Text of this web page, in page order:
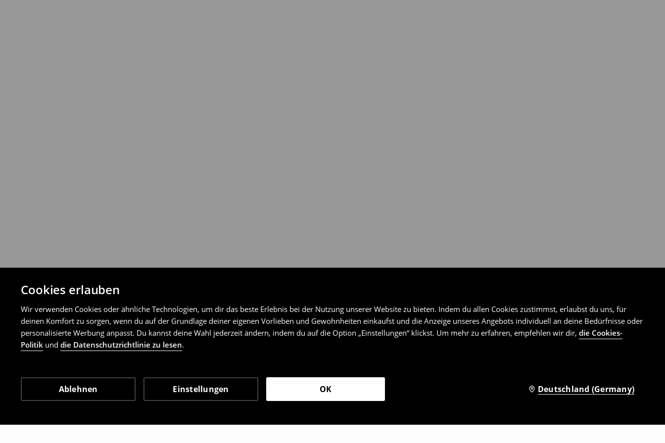
Cookies erlauben
Wir verwenden Cookies oder ähnliche Technologien, um dir das beste Erlebnis bei der Nutzung unserer Website zu bieten. Indem du allen Cookies zustimmst, erlaubst du uns, für
deinen Komfort zu sorgen, wenn du auf der Grundlage deiner eigenen Vorlieben und Gewohnheiten einkaufst und die Anzeige unseres Angebots individuell an deine Bedürfnisse oder
personalisierte Werbung anpasst. Du kannst deine Wahl jederzeit ändern, indem du auf die Option „Einstellungen“ klickst. Um mehr zu erfahren, empfehlen wir dir, die Cookies-
Politik und die Datenschutzrichtlinie zu lesen.
Ablehnen Einstellungen OK Deutschland (Germany)